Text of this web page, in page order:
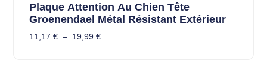
Plaque Attention Au Chien Tête
Groenendael Métal Résistant Extérieur
11,17 € – 19,99 €